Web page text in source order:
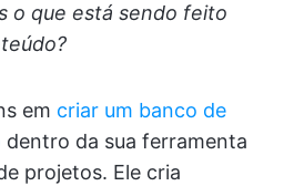
o que está sendo feito
em criar um banco de
dentro da sua ferramenta
projetos. Ele cria